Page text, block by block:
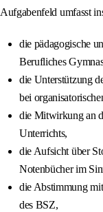
Aufgabenfeld umfasst
die pädagogische
Berufliches
die Unterstützung
bei
die Mitwirkung an
Unterrichts,
die Aufsicht über
Notenbücher im
die Abstimmung
des BSZ,